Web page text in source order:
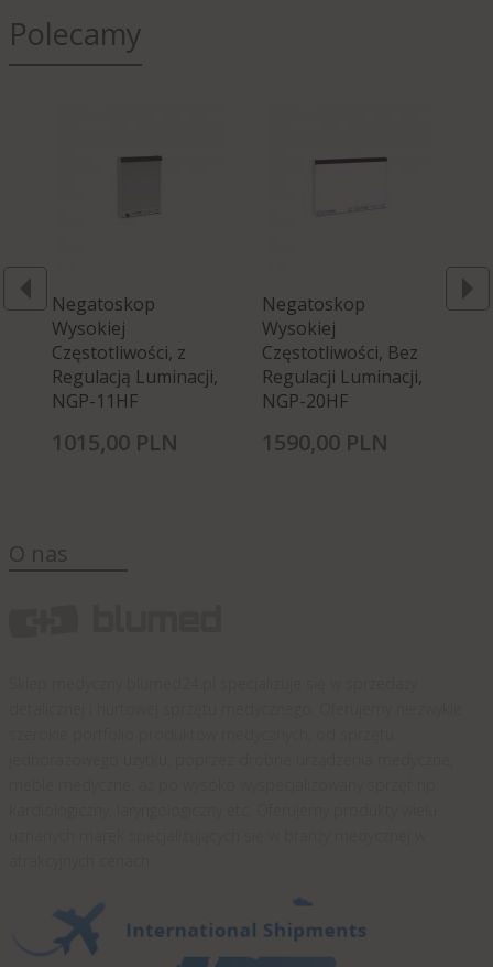
Polecamy
Negatoskop
Wysokiej
Częstotliwości, z
Regulacją Luminacji,
NGP-11HF
1015,00 PLN
Negatoskop
Wysokiej
Częstotliwości, Bez
Regulacji Luminacji,
NGP-20HF
1590,00 PLN
O nas